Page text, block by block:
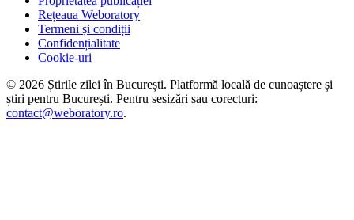
Rețeaua Weboratory
Termeni și condiții
Confidențialitate
Cookie-uri
© 2026 Știrile zilei în București. Platformă locală de cunoaștere și
știri pentru București. Pentru sesizări sau corecturi:
contact@weboratory.ro.